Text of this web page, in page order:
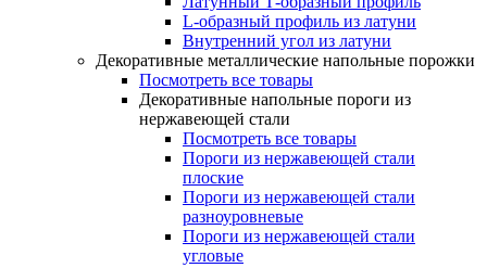
L-образный профиль из латуни
Внутренний угол из латуни
Декоративные металлические напольные порожки
Посмотреть все товары
Декоративные напольные пороги из
нержавеющей стали
Посмотреть все товары
Пороги из нержавеющей стали
плоские
Пороги из нержавеющей стали
разноуровневые
Пороги из нержавеющей стали
угловые